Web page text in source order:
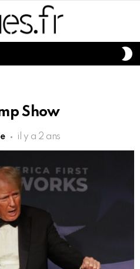
Show
il y a 2 ans